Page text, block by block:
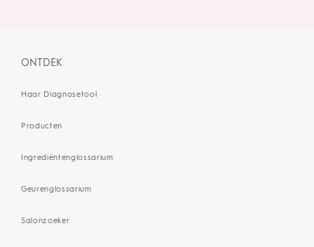
ONTDEK
Haar Diagnosetool
Producten
Ingrediëntenglossarium
Geurenglossarium
Salonzoeker